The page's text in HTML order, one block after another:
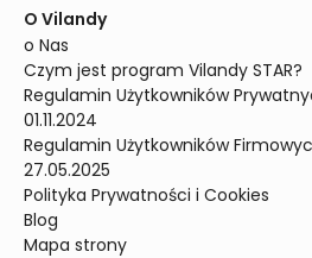
O Vilandy
o Nas
Czym jest program Vilandy STAR?
Regulamin Użytkowników
01.11.2024
Regulamin Użytkowników
27.05.2025
Polityka Prywatności i Cookies
Blog
Mapa strony